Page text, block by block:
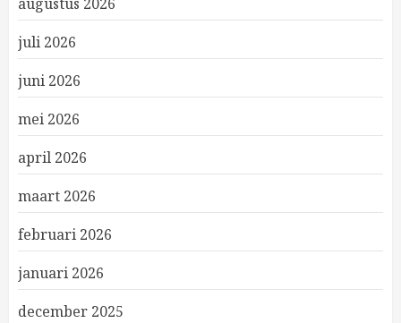
juli 2026
juni 2026
mei 2026
april 2026
maart 2026
februari 2026
januari 2026
december 2025